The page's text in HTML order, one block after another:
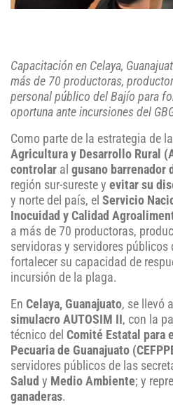
Capacitación en Celaya,
más de 70 productoras,
personal público del Bajío para
oportuna ante incursiones del
Como parte de la estrategia de la
Agricultura y Desarrollo Rural
controlar al gusano barrenador
región sur-sureste y evitar su
y norte del país, el Servicio
Inocuidad y Calidad
a más de 70 productoras,
servidoras y servidores públicos
fortalecer su capacidad de
incursión de la plaga.
En Celaya, Guanajuato, se llevó
simulacro AUTOSIM II , con la
técnico del Comité Estatal para
Pecuaria de Guanajuato
servidores públicos de las
Salud y Medio Ambiente; y
ganaderas.